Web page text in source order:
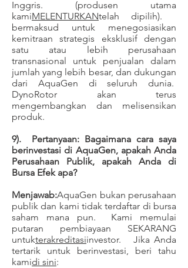
Inggris. (produsen utama
kamiMELENTURKANtelah dipilih).
bermaksud untuk menegosiasikan
kemitraan strategis eksklusif dengan
satu atau lebih perusahaan
transnasional untuk penjualan dalam
jumlah yang lebih besar, dan dukungan
dari AquaGen di seluruh dunia.
DynoRotor akan terus
mengembangkan dan melisensikan
produk.
9). Pertanyaan: Bagaimana cara saya
berinvestasi di AquaGen, apakah Anda
Perusahaan Publik, apakah Anda di
Bursa Efek apa?
Menjawab:AquaGen bukan perusahaan
publik dan kami tidak terdaftar di bursa
saham mana pun. Kami memulai
putaran pembiayaan SEKARANG
untukterakreditasiinvestor. Jika Anda
tertarik untuk berinvestasi, beri tahu
kamidi sini: